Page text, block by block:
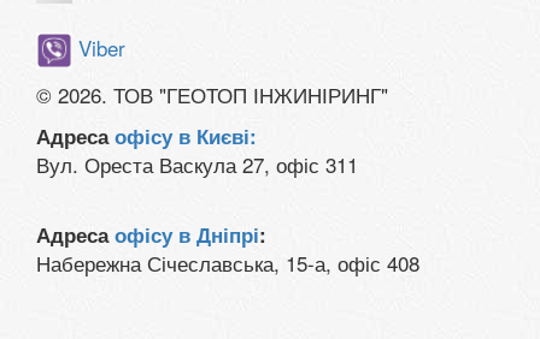
Viber
© 2026. ТОВ "ГЕОТОП ІНЖИНІРИНГ"
Адресаофісу в Києві:
Вул. Ореста Васкула 27, офіс 311
Адресаофісу в Дніпрі:
Набережна Січеславська, 15-а, офіс 408